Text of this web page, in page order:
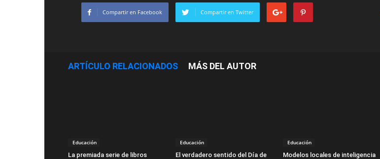
Compartir en Facebook Compartir en Twitter
ARTÍCULO RELACIONADOS MÁS DEL AUTOR
Educación
La premiada serie de libros
Educación
El verdadero sentido del Día de
Educación
Modelos locales de inteligencia